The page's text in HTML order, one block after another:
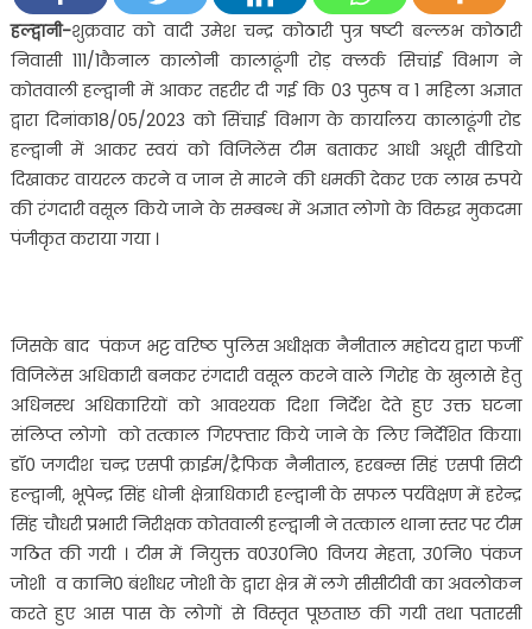
विभाग
के
कर्मी
को
विजिलेन्स
टीम
बताकर
1
मांगनी
पड़ी
मंहगी………..
हल्द्वानी-शुक्रवार को वादी उमेश चन्द्र कोठारी पुत्र षष्टी बल्लभ कोठारी
निवासी 111/1कैनाल कालोनी कालाढूंगी रोड़ क्लर्क सिचांई विभाग ने
कोतवाली हल्द्वानी में आकर तहरीर दी गई कि 03 पुरूष व 1 महिला अज्ञात
द्वारा दिनांक18/05/2023 को सिंचाई विभाग के कार्यालय कालाढूंगी रोड
हल्द्वानी में आकर स्वयं को विजिलेंस टीम बताकर आधी अधूरी वीडियो
दिखाकर वायरल करने व जान से मारने की धमकी देकर एक लाख रुपये
की रंगदारी वसूल किये जाने के सम्बन्ध में अज्ञात लोगो के विरुद्ध मुकदमा
पंजीकृत कराया गया ।
जिसके बाद पंकज भट्ट वरिष्ठ पुलिस अधीक्षक नैनीताल महोदय द्वारा फर्जी
विजिलेंस अधिकारी बनकर रंगदारी वसूल करने वाले गिरोह के खुलासे हेतु
अधिनस्थ अधिकारियों को आवश्यक दिशा निर्देश देते हुए उक्त घटना
संलिप्त लोगो को तत्काल गिरफ्तार किये जाने के लिए निर्देशित किया।
डॉ0 जगदीश चन्द्र एसपी क्राईम/ट्रैफिक नैनीताल, हरबन्स सिहं एसपी सिटी
हल्द्वानी, भूपेन्द्र सिंह धोनी क्षेत्राधिकारी हल्द्वानी के सफल पर्यवेक्षण में हरेन्द्र
सिंह चौधरी प्रभारी निरीक्षक कोतवाली हल्द्वानी ने तत्काल थाना स्तर पर टीम
गठित की गयी । टीम में नियुक्त व0उ0नि0 विजय मेहता, उ0नि० पंकज
जोशी व कानि0 बंशीधर जोशी के द्वारा क्षेत्र में लगे सीसीटीवी का अवलोकन
करते हुए आस पास के लोगों से विस्तृत पूछताछ की गयी तथा पतारसी